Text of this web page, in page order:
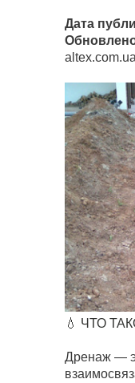
Дата
altex.com.ua
💧 ЧТО
Дренаж —